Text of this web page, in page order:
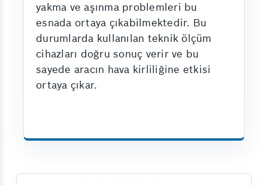
yakma ve aşınma problemleri bu
esnada ortaya çıkabilmektedir. Bu
durumlarda kullanılan teknik ölçüm
cihazları doğru sonuç verir ve bu
sayede aracın hava kirliliğine etkisi
ortaya çıkar.